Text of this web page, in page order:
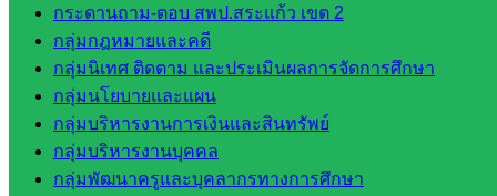
กระดานถาม-ตอบ สพป.สระแก้ว เขต 2
กลุ่มกฎหมายและคดี
กลุ่มนิเทศ ติดตาม และประเมินผลการจัดการศึกษา
กลุ่มนโยบายและแผน
กลุ่มบริหารงานการเงินและสินทรัพย์
กลุ่มบริหารงานบุคคล
กลุ่มพัฒนาครูและบุคลากรทางการศึกษา
สพป.
สระแก้ว
เขต 1
สพป.สระแก้ว
เขต 2
โรงเรียน